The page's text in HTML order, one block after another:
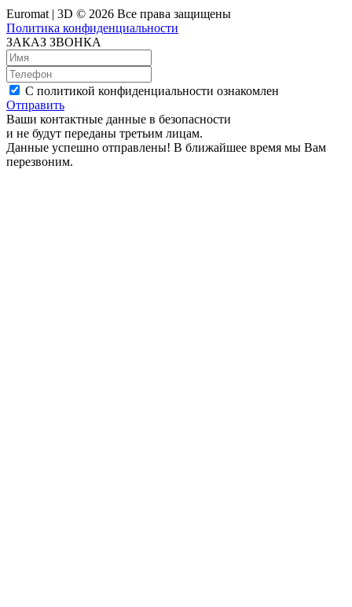
Euromat | 3D © 2026 Все права защищены
Политика конфиденциальности
ЗАКАЗ ЗВОНКА
С политикой конфиденциальности ознакомлен
Отправить
Ваши контактные данные в безопасности
и не будут переданы третьим лицам.
Данные успешно отправлены! В ближайшее время мы Вам
перезвоним.